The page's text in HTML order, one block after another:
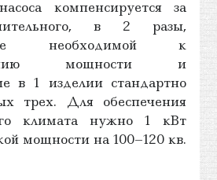
компенсируется за
в 2 разы,
необходимой к
мощности и
в 1 изделии стандартно
трех. Для обеспечения
климата нужно 1 кВт
мощности на 100–120 кв.